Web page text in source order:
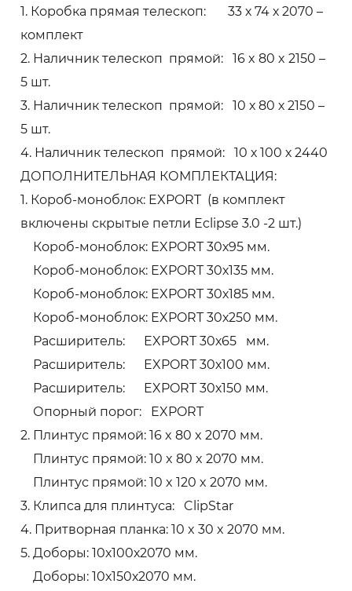
1. Коробка прямая телескоп: 33 х 74 х 2070 –
комплект
2. Наличник телескоп прямой: 16 x 80 x 2150 –
5 шт.
3. Наличник телескоп прямой: 10 х 80 х 2150 –
5 шт.
4. Наличник телескоп прямой: 10 х 100 х 2440
ДОПОЛНИТЕЛЬНАЯ КОМПЛЕКТАЦИЯ:
1. Короб-моноблок: EXPORT (в комплект
включены скрытые петли Eclipse 3.0 -2 шт.)
Короб-моноблок: EXPORT 30х95 мм.
Короб-моноблок: EXPORT 30х135 мм.
Короб-моноблок: EXPORT 30х185 мм.
Короб-моноблок: EXPORT 30х250 мм.
Расширитель: EXPORT 30х65 мм.
Расширитель: EXPORT 30х100 мм.
Расширитель: EXPORT 30х150 мм.
Опорный порог: EXPORT
2. Плинтус прямой: 16 x 80 x 2070 мм.
Плинтус прямой: 10 x 80 x 2070 мм.
Плинтус прямой: 10 x 120 x 2070 мм.
3. Клипса для плинтуса: ClipStar
4. Притворная планка: 10 x 30 x 2070 мм.
5. Доборы: 10х100х2070 мм.
Доборы: 10х150х2070 мм.